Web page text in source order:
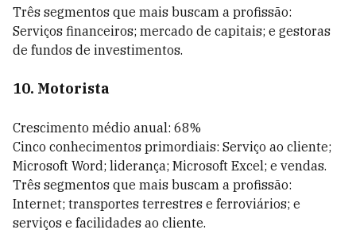
Três segmentos que mais buscam a profissão:
Serviços financeiros; mercado de capitais; e gestoras
de fundos de investimentos.
10. Motorista
Crescimento médio anual: 68%
Cinco conhecimentos primordiais: Serviço ao cliente;
Microsoft Word; liderança; Microsoft Excel; e vendas.
Três segmentos que mais buscam a profissão:
Internet; transportes terrestres e ferroviários; e
serviços e facilidades ao cliente.